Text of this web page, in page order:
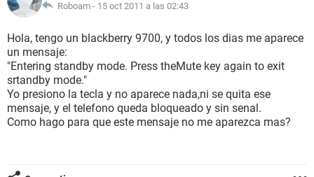
Roboam - 15 oct 2011 a las 02:43
Hola, tengo un blackberry 9700, y todos los dias me aparece
un mensaje:
"Entering standby mode. Press theMute key again to exit
srtandby mode."
Yo presiono la tecla y no aparece nada,ni se quita ese
mensaje, y el telefono queda bloqueado y sin senal.
Como hago para que este mensaje no me aparezca mas?